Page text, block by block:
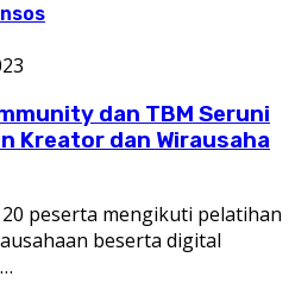
dan TBM Seruni
Kreator dan Wirausaha
20 peserta mengikuti pelatihan
beserta digital